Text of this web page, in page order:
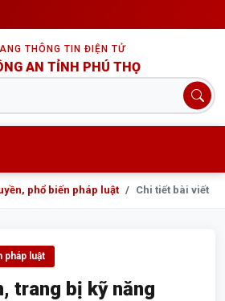
THÔNG TIN ĐIỆN TỬ
AN TỈNH PHÚ THỌ
phổ biến pháp luật Chi tiết bài viết
pháp luật
trang bị kỹ năng